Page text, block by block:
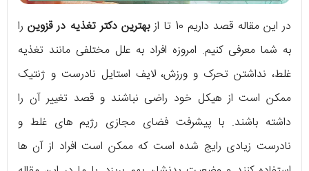
در این مقاله قصد داریم 10 تا از بهترین دکتر تغذیه در قزوینرا
به شما معرفی کنیم. امروزه افراد به علل مختلفی مانند تغذیه
غلط، نداشتن تحرک و ورزش، لایف استایل نادرست و ژنتیک
ممکن است از هیکل خود راضی نباشند و قصد تغییر آن را
داشته باشند. با پیشرفت فضای مجازی رژیم های غلط و
نادرست زیادی رایج شده است که ممکن است افراد از آن ها